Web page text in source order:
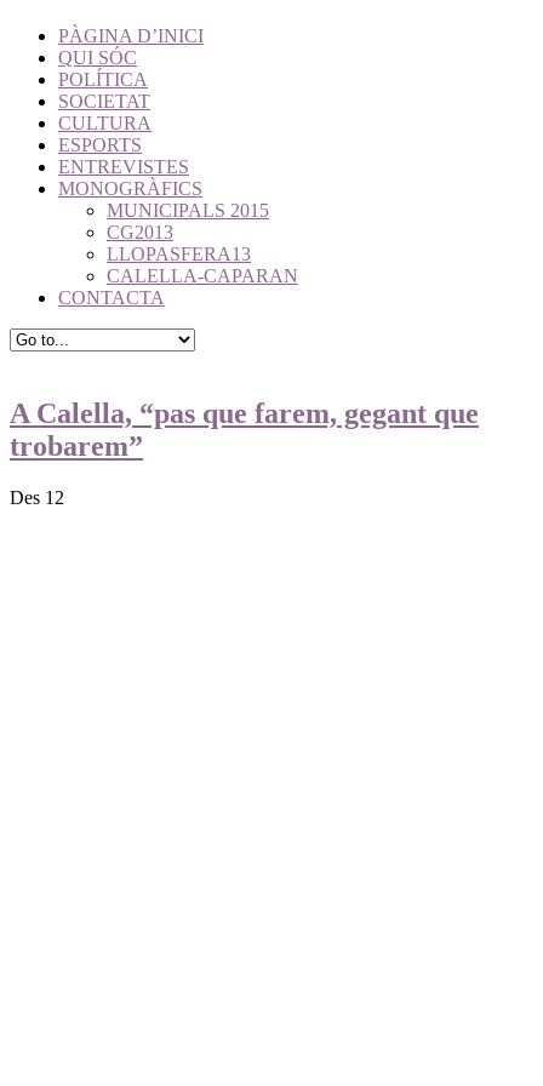
PÀGINA D’INICI
QUI SÓC
POLÍTICA
SOCIETAT
CULTURA
ESPORTS
ENTREVISTES
MONOGRÀFICS
MUNICIPALS 2015
CG2013
LLOPASFERA13
CALELLA-CAPARAN
CONTACTA
A Calella, “pas que farem, gegant que
trobarem”
Des 12